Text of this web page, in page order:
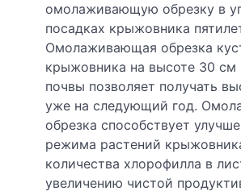
омолаживающую обрезку в
посадках крыжовника
Омолаживающая обрезка
крыжовника на высоте 30 см
почвы позволяет получать
уже на следующий год.
обрезка способствует
режима растений
количества хлорофилла в
увеличению чистой